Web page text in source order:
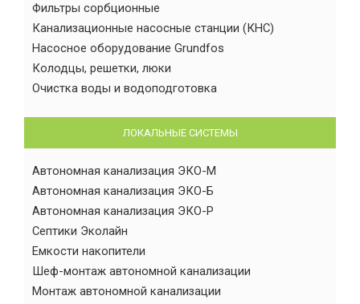
Фильтры сорбционные
Канализационные насосные станции (КНС)
Насосное оборудование Grundfos
Колодцы, решетки, люки
Очистка воды и водоподготовка
ЛОКАЛЬНЫЕ СИСТЕМЫ
Автономная канализация ЭКО-М
Автономная канализация ЭКО-Б
Автономная канализация ЭКО-Р
Септики Эколайн
Емкости накопители
Шеф-монтаж автономной канализации
Монтаж автономной канализации